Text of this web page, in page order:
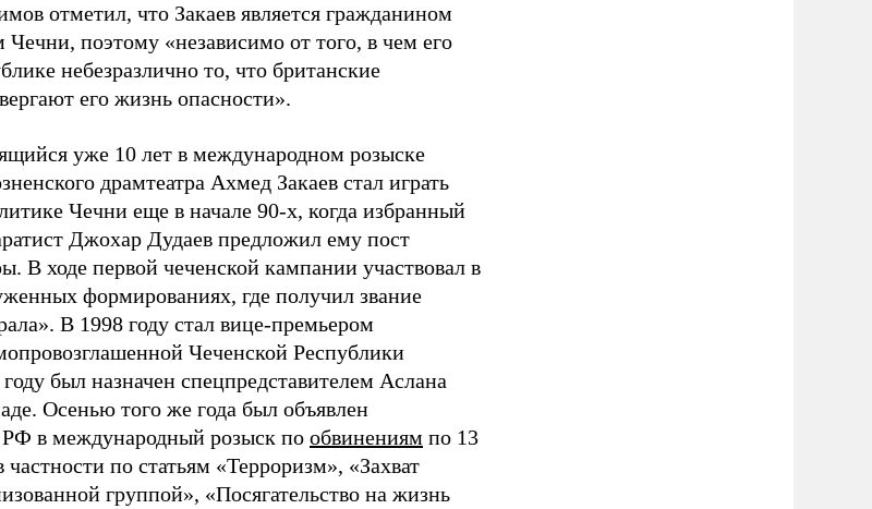
отметил, что Закаев является гражданином
поэтому «независимо от того, в чем его
небезразлично то, что британские
его жизнь опасности».
уже 10 лет в международном розыске
драмтеатра Ахмед Закаев стал играть
Чечни еще в начале 90-х, когда избранный
Джохар Дудаев предложил ему пост
В ходе первой чеченской кампании участвовал в
формированиях, где получил звание
В 1998 году стал вице-премьером
Чеченской Республики
был назначен спецпредставителем Аслана
Осенью того же года был объявлен
РФ в международный розыск по обвинениям по 13
по статьям «Терроризм», «Захват
группой», «Посягательство на жизнь